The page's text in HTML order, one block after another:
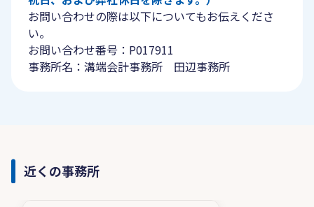
お問い合わせの際は以下についてもお伝えくださ
い。
お問い合わせ番号：P017911
事務所名：溝端会計事務所 田辺事務所
近くの事務所